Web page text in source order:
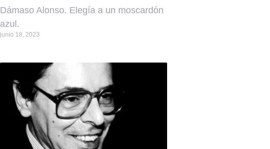
Dámaso Alonso. Elegía a un moscardón
azul.
junio 18, 2023